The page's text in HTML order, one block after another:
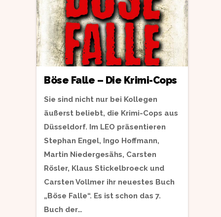
Böse Falle – Die Krimi-Cops
Sie sind nicht nur bei Kollegen
äußerst beliebt, die Krimi-Cops aus
Düsseldorf. Im LEO präsentieren
Stephan Engel, Ingo Hoffmann,
Martin Niedergesähs, Carsten
Rösler, Klaus Stickelbroeck und
Carsten Vollmer ihr neuestes Buch
„Böse Falle“. Es ist schon das 7.
Buch der…